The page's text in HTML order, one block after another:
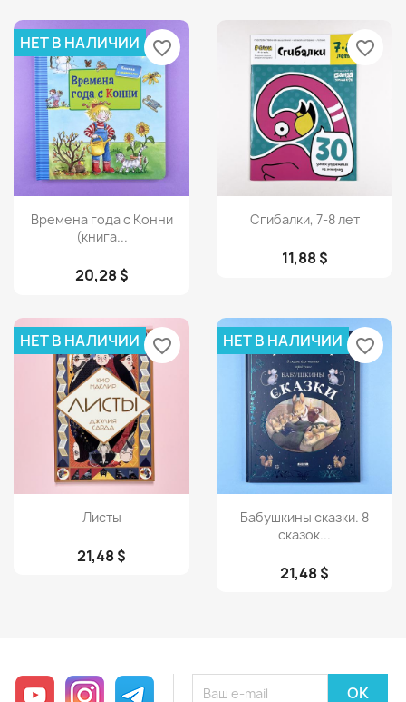
Просмотр
Времена года с Конни
(книга...
20,28 $
НЕТ В НАЛИЧИИ favorite_border
Просмотр
Сгибалки, 7-8 лет
11,88 $
favorite_border
Просмотр
Листы
21,48 $
НЕТ В НАЛИЧИИ favorite_border
Просмотр
Бабушкины сказки. 8
сказок...
21,48 $
НЕТ В НАЛИЧИИ favorite_border
YouTube InstagramTelegram